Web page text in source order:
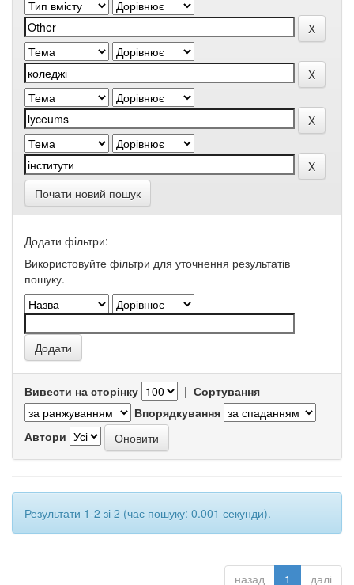
Почати новий пошук
Додати фільтри:
Використовуйте фільтри для уточнення результатів
пошуку.
Вивести на сторінку | Сортування
Впорядкування
Автори
Результати 1-2 зі 2 (час пошуку: 0.001 секунди).
назад 1 далі